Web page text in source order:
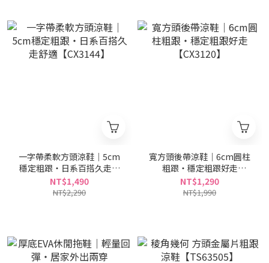
一字帶柔軟方頭涼鞋｜5cm
穩定粗跟・日系百搭久走舒
適【CX3144】
NT$1,490
NT$2,290
寬方頭後帶涼鞋｜6cm圓柱
粗跟・穩定粗跟好走
【CX3120】
NT$1,290
NT$1,990